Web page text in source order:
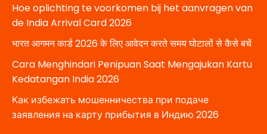
Hoe oplichting te voorkomen bij het aanvragen van
de India Arrival Card 2026
भारत आगमन कार्ड 2026 के लिए आवेदन करते समय घोटालों से कैसे बचें
Cara Menghindari Penipuan Saat Mengajukan Kartu
Kedatangan India 2026
Как избежать мошенничества при подаче
заявления на карту прибытия в Индию 2026